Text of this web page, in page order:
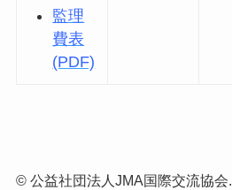
監理
費表
(PDF)
©公益社団法人JMA国際交流協会.